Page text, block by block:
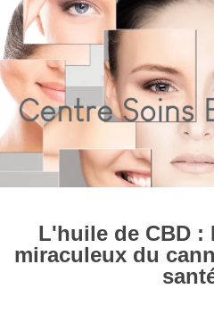
L'huile de CBD :
miraculeux du